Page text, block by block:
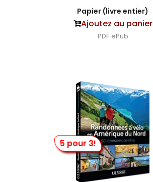
Papier (livre entier)
Ajoutez au panier
PDF ePub
5 pour 3!